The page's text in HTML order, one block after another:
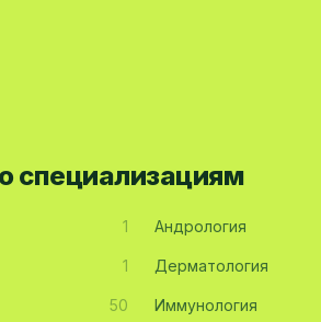
специализациям
1 Андрология
1 Дерматология
50 Иммунология